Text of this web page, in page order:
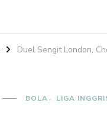
Duel Sengit London,
BOLA LIGA